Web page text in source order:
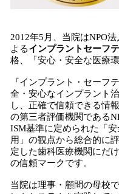
2012年5月、当院はNPO
よるインプラントセーフ
格、「安心・安全な医療
『インプラント・セーフ
全・安心なインプラント
し、正確で信頼できる情
の第三者評価機関である
ISM基準に定められた「
用」の観点から総合的に
定した歯科医療機関にだ
の信頼マークです。
当院は理事・顧問の母校